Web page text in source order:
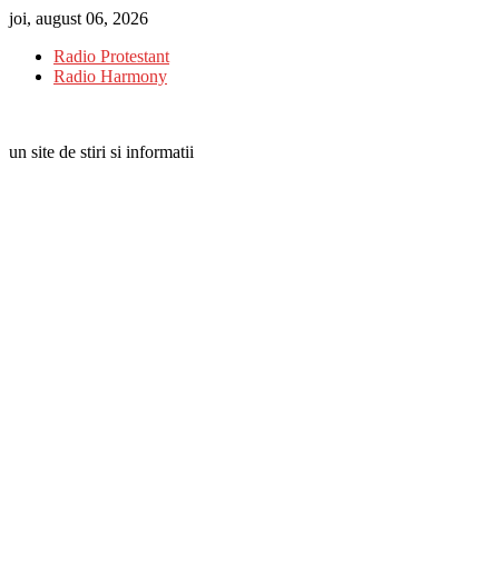
Skip
content
joi, august 06, 2026
Radio Protestant
Radio Harmony
un site de stiri si informatii